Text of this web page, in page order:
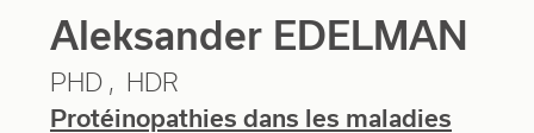
Aleksander EDELMAN
PHD
HDR
Protéinopathies dans les maladies